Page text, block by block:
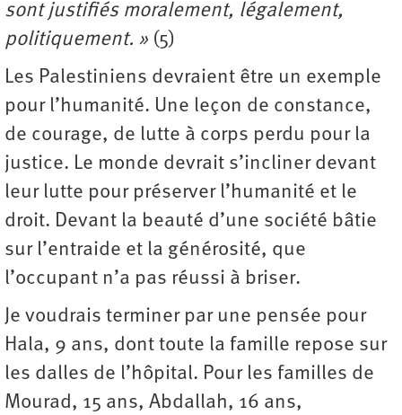
sont justifiés moralement, légalement,
politiquement. » (5)
Les Palestiniens devraient être un exemple
pour l’humanité. Une leçon de constance,
de courage, de lutte à corps perdu pour la
justice. Le monde devrait s’incliner devant
leur lutte pour préserver l’humanité et le
droit. Devant la beauté d’une société bâtie
sur l’entraide et la générosité, que
l’occupant n’a pas réussi à briser.
Je voudrais terminer par une pensée pour
Hala, 9 ans, dont toute la famille repose sur
les dalles de l’hôpital. Pour les familles de
Mourad, 15 ans, Abdallah, 16 ans,